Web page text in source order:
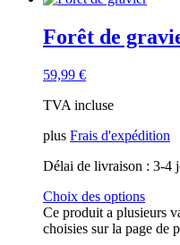
Forêt de
59,99 €
TVA incluse
plus Frais d'expédition
Délai de livraison : 3-4
Choix des options
Ce produit a plusieurs
choisies sur la page de